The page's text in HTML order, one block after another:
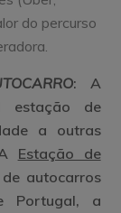
do percurso
: A
estação de
a outras
Estação de
autocarros
Portugal, a